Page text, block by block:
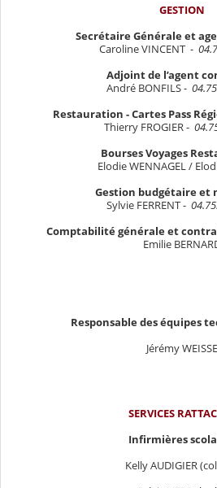
GESTION
Secrétaire Générale et
Caroline VINCENT -
Adjoint de l’agent
André BONFILS-
Restauration - Cartes Pass
Thierry FROGIER -
Bourses Voyages
Elodie WENNAGEL /
Gestion budgétaire et
Sylvie FERRENT -
Comptabilité générale et
Emilie
Responsable des équipes
Jérémy WEISSE
SERVICES
Infirmières
Kelly AUDIGIER